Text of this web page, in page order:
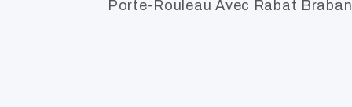
Porte-Rouleau Avec Rabat